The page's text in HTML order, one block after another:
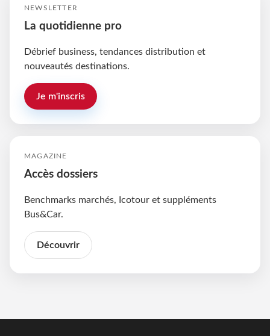
NEWSLETTER
La quotidienne pro
Débrief business, tendances distribution et
nouveautés destinations.
Je m'inscris
MAGAZINE
Accès dossiers
Benchmarks marchés, Icotour et suppléments
Bus&Car.
Découvrir